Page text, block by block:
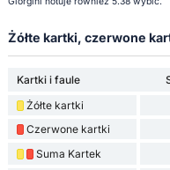
Żółte kartki, czerwone
Kartki i faule
Żółte kartki
Czerwone kartki
Suma Kartek